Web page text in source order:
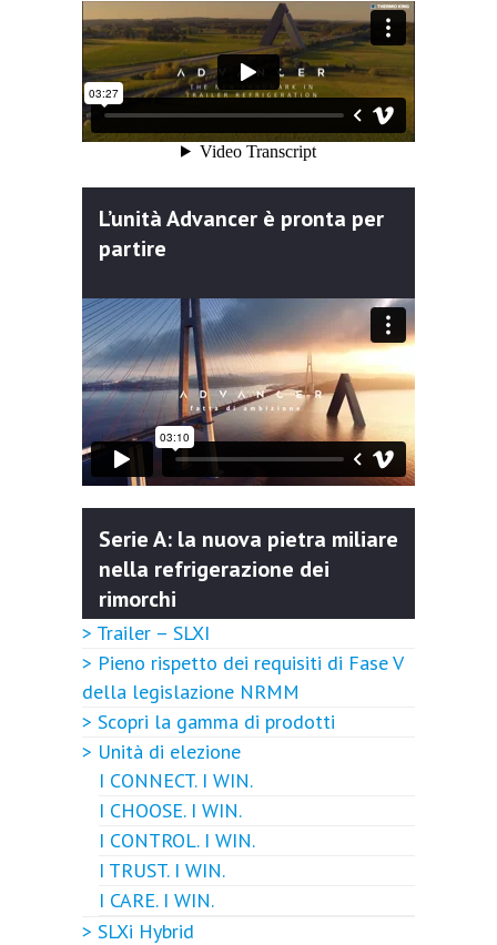
L’unità Advancer è pronta per
partire
Serie A: la nuova pietra miliare
nella refrigerazione dei
rimorchi
> Trailer – SLXI
> Pieno rispetto dei requisiti di Fase V
della legislazione NRMM
> Scopri la gamma di prodotti
> Unità di elezione
I CONNECT. I WIN.
I CHOOSE. I WIN.
I CONTROL. I WIN.
I TRUST. I WIN.
I CARE. I WIN.
> SLXi Hybrid